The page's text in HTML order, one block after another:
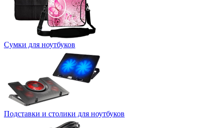
Сумки для ноутбуков
Подставки и столики для ноутбуков